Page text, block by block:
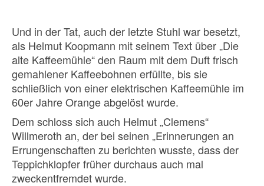
Und in der Tat, auch der letzte Stuhl war besetzt,
als Helmut Koopmann mit seinem Text über „Die
alte Kaffeemühle“ den Raum mit dem Duft frisch
gemahlener Kaffeebohnen erfüllte, bis sie
schließlich von einer elektrischen Kaffeemühle im
60er Jahre Orange abgelöst wurde.
Dem schloss sich auch Helmut „Clemens“
Willmeroth an, der bei seinen „Erinnerungen an
Errungenschaften zu berichten wusste, dass der
Teppichklopfer früher durchaus auch mal
zweckentfremdet wurde.